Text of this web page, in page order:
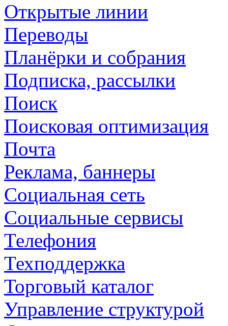
Открытые линии
Переводы
Планёрки и собрания
Подписка, рассылки
Поиск
Поисковая оптимизация
Почта
Реклама, баннеры
Социальная сеть
Социальные сервисы
Телефония
Техподдержка
Торговый каталог
Управление структурой